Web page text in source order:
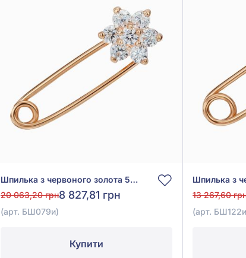
Шпилька з червоного золота 585° з фіанітом/куб.цирконієм, арт. БШ079и
20 063,20 грн8 827,81 грн
(арт. БШ079и)
Купити
13 267,60
(арт.